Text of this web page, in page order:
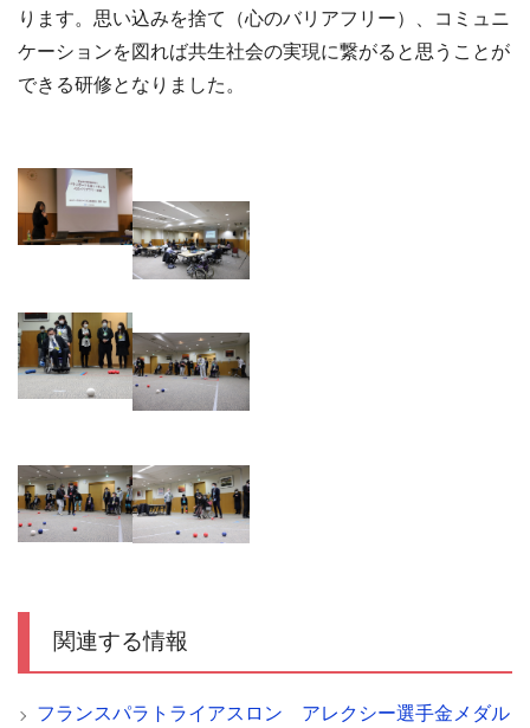
ります。思い込みを捨て（心のバリアフリー）、コミュニ
ケーションを図れば共生社会の実現に繋がると思うことが
できる研修となりました。
関連する情報
フランスパラトライアスロン アレクシー選手金メダル